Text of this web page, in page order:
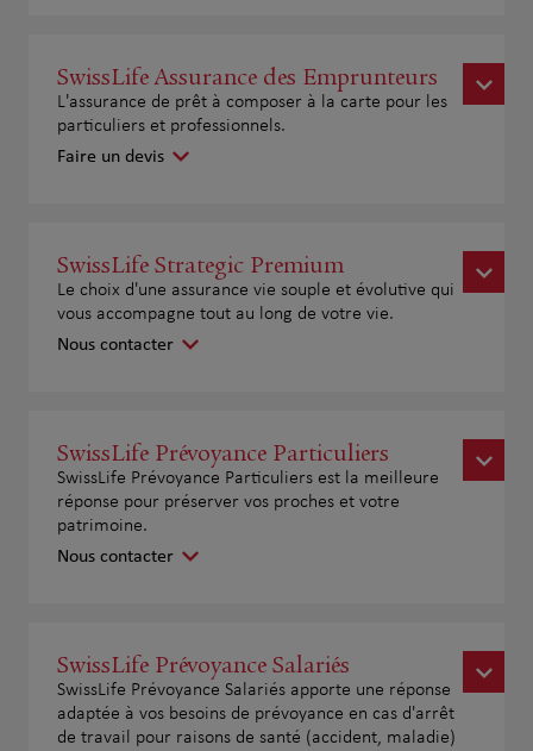
SwissLife Assurance des Emprunteurs
L'assurance de prêt à composer à la carte pour les
particuliers et professionnels.
Faire un devis
SwissLife Strategic Premium
Le choix d'une assurance vie souple et évolutive qui
vous accompagne tout au long de votre vie.
Nous contacter
SwissLife Prévoyance Particuliers
SwissLife Prévoyance Particuliers est la meilleure
réponse pour préserver vos proches et votre
patrimoine.
Nous contacter
SwissLife Prévoyance Salariés
SwissLife Prévoyance Salariés apporte une réponse
adaptée à vos besoins de prévoyance en cas d'arrêt
de travail pour raisons de santé (accident, maladie)